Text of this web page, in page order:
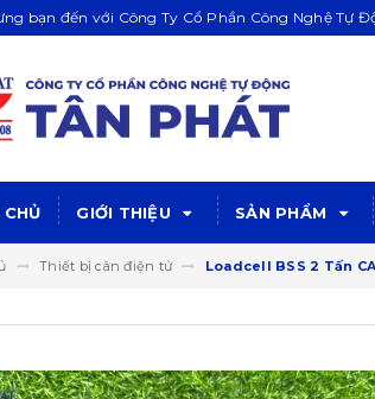
bạn đến với Công Ty Cổ Phần Công Nghệ Tự
GIỚI THIỆU SẢN PHẨM
Thiết bị cân điện tử Loadcell BSS 2 Tấn